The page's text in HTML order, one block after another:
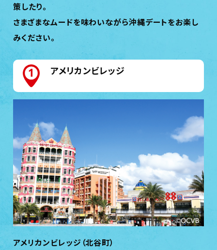
策したり。
さまざまなムードを味わいながら沖縄デートをお楽し
みください。
アメリカンビレッジ
アメリカンビレッジ（北谷町）